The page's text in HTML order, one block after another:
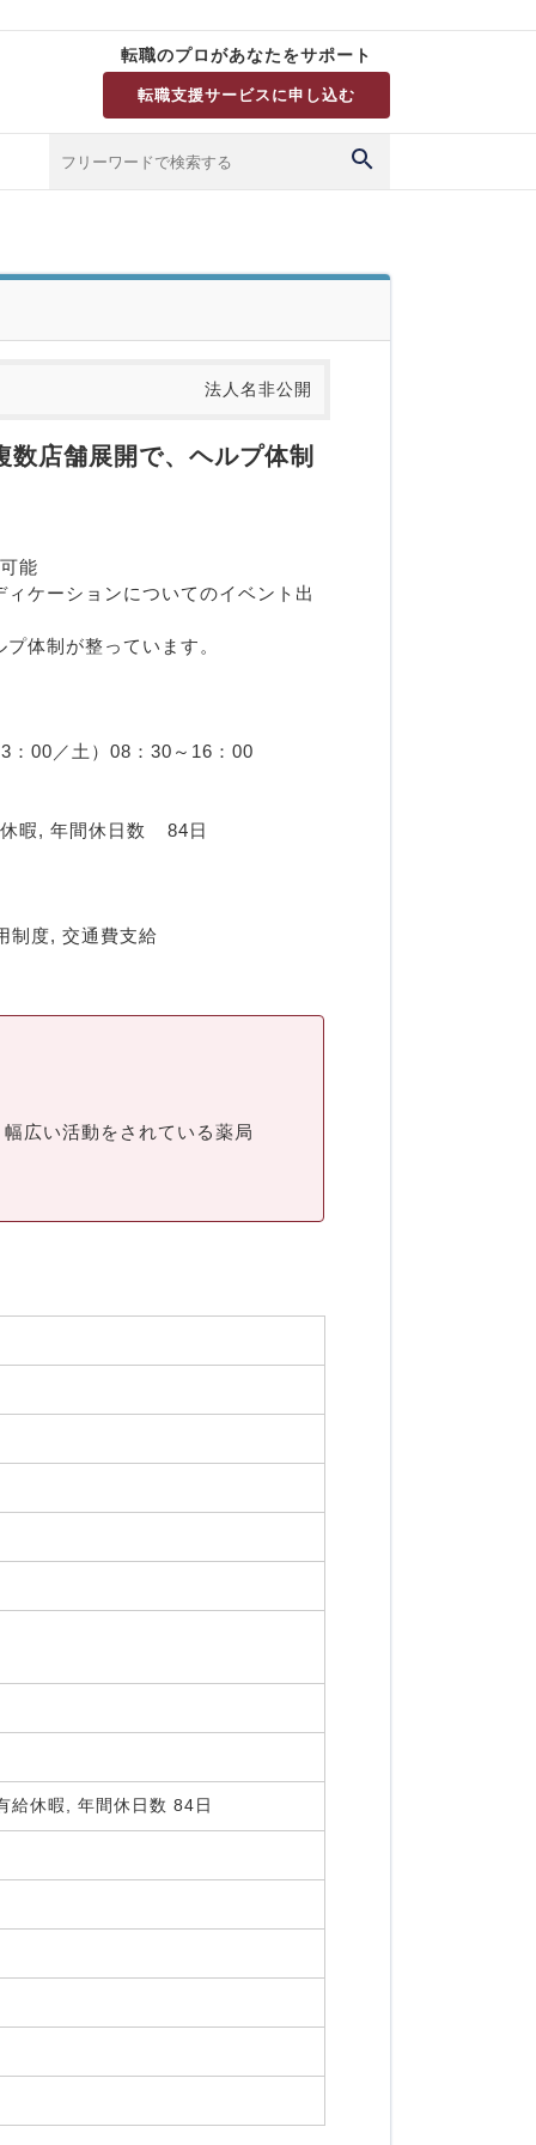
転職のプロがあなたをサポート
転職支援サービスに申し込む
法人名非公開
店舗展開で、ヘルプ体制
能
ケーションについてのイベント出
体制が整っています。
：00／土）08：30～16：00
【休　　暇】 夏季休暇, 年末年始休暇, 年次有給休暇, 年間休日数	 84日
制度, 交通費支給
広い活動をされている薬局
給休暇, 年間休日数 84日